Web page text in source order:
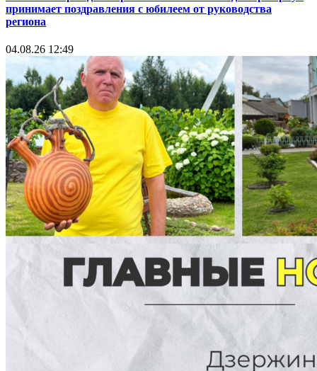
принимает поздравления с юбилеем от руководства
региона
04.08.26 12:49